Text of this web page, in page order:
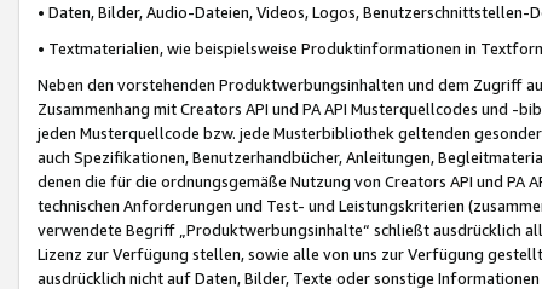
• Daten, Bilder, Audio-Dateien, Videos, Logos, Benutzerschnittstellen-
• Textmaterialien, wie beispielsweise Produktinformationen in
Neben den vorstehenden Produktwerbungsinhalten und dem Zugriff
Zusammenhang mit Creators API und PA API Musterquellcodes und
jeden Musterquellcode bzw. jede Musterbibliothek geltenden
auch Spezifikationen, Benutzerhandbücher, Anleitungen,
denen die für die ordnungsgemäße Nutzung von Creators API und PA
technischen Anforderungen und Test- und Leistungskriterien
verwendete Begriff „Produktwerbungsinhalte“ schließt ausdrücklich
Lizenz zur Verfügung stellen, sowie alle von uns zur Verfügung
ausdrücklich nicht auf Daten, Bilder, Texte oder sonstige